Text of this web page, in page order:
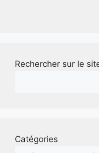
Rechercher sur le
Catégories